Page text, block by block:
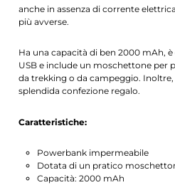
anche in assenza di corrente
più avverse.
Ha una capacità di ben 2000 mAh,
USB e include un moschettone per
da trekking o da campeggio.
splendida confezione regalo.
Caratteristiche:
Powerbank impermeabile
Dotata di un pratico
Capacità: 2000 mAh